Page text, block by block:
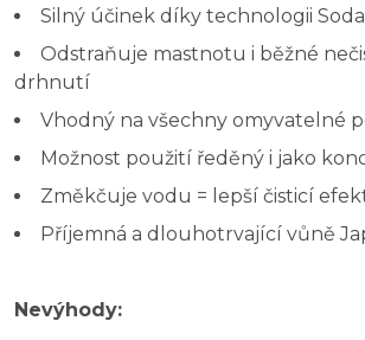
Silný účinek díky technologii
Odstraňuje mastnotu i běžné
drhnutí
Vhodný na všechny omyvatelné
Možnost použití ředěný i jako
Změkčuje vodu = lepší čisticí
Příjemná a dlouhotrvající vůně
Nevýhody: